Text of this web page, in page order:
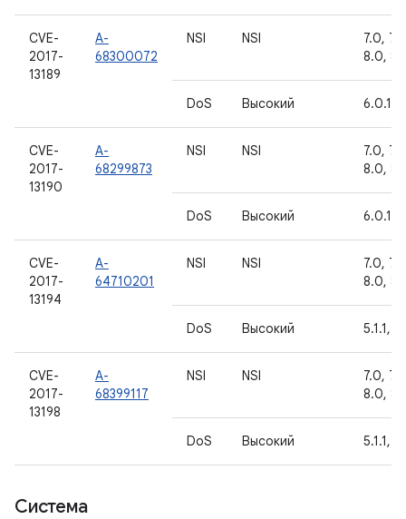
CVE-
2017-
13189
A-
68300072
NSI NSI
7.0,
8.0, 8.1
DoS Высокий 6.0.1
CVE-
2017-
13190
A-
68299873
NSI NSI
7.0,
8.0, 8.1
DoS Высокий 6.0.1
CVE-
2017-
13194
A-
64710201
NSI NSI
7.0,
8.0, 8.1
DoS Высокий 5.1.1,
CVE-
2017-
13198
A-
68399117
NSI NSI
7.0,
8.0, 8.1
DoS Высокий 5.1.1,
Система